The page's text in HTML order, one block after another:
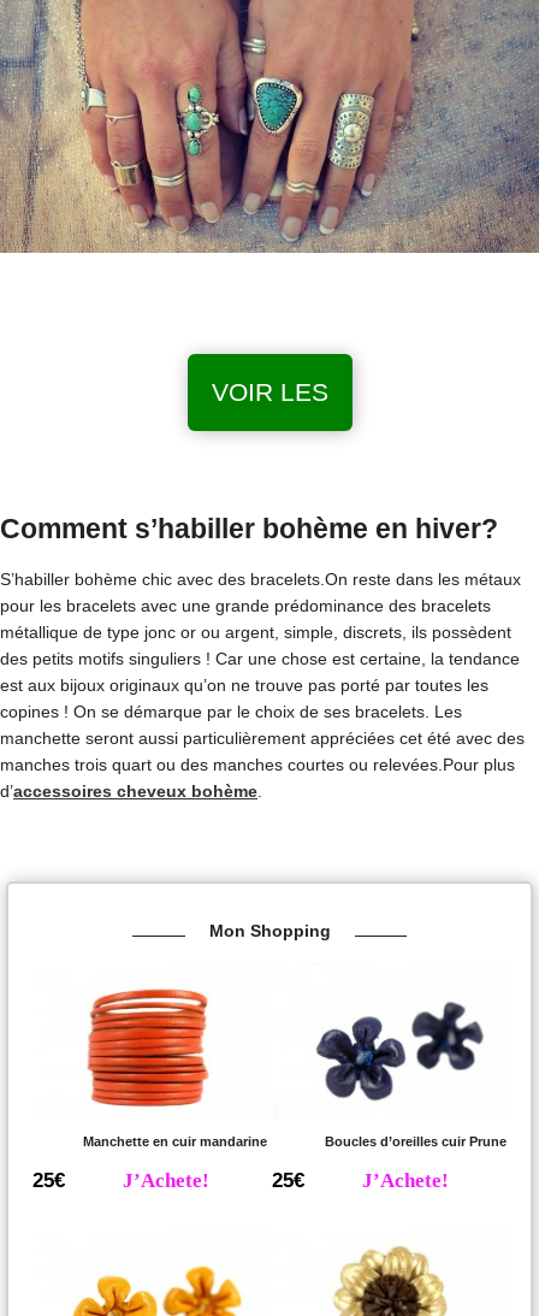
VOIR LES
Comment s’habiller bohème en hiver?
S’habiller bohème chic avec des bracelets.On reste dans les métaux
pour les bracelets avec une grande prédominance des bracelets
métallique de type jonc or ou argent, simple, discrets, ils possèdent
des petits motifs singuliers ! Car une chose est certaine, la tendance
est aux bijoux originaux qu’on ne trouve pas porté par toutes les
copines ! On se démarque par le choix de ses bracelets. Les
manchette seront aussi particulièrement appréciées cet été avec des
manches trois quart ou des manches courtes ou relevées.Pour plus
d’accessoires cheveux bohème
Mon Shopping
Manchette en cuir mandarine
25€ J’Achete!
Boucles d’oreilles cuir Prune
25€ J’Achete!